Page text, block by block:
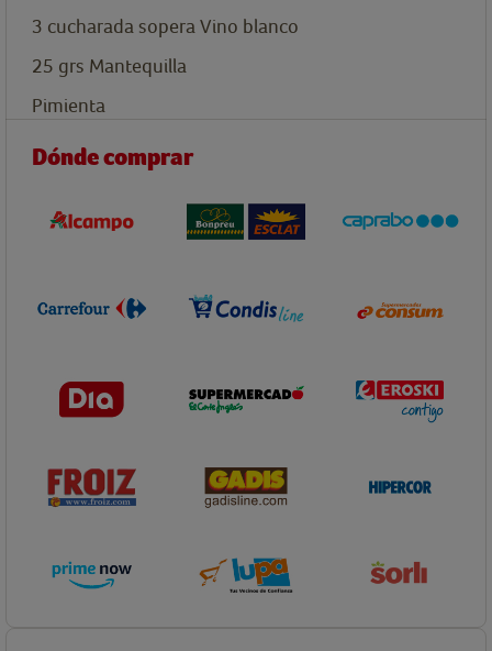
3 cucharada sopera Vino blanco
25 grs Mantequilla
Pimienta
Dónde comprar